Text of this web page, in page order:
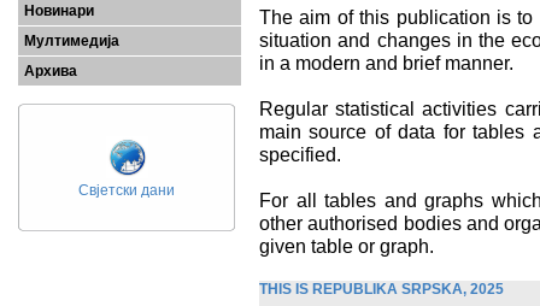
Новинари
Мултимедија
Архива
Свјетски дани
The aim of this publication is
situation and changes in the
in a modern and brief manner.
Regular statistical activities
main source of data for tables
specified.
For all tables and graphs
other authorised bodies and
given table or graph.
THIS IS REPUBLIKA SRPSKA, 2025